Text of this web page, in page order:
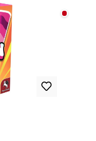
Nicht